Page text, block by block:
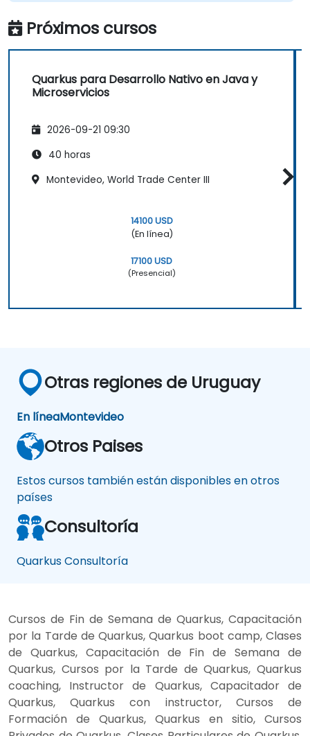
Próximos cursos
Quarkus para Desarrollo Nativo en Java y
Microservicios
2026-09-21 09:30
40 horas
Montevideo, World Trade Center III
14100 USD
(En línea)
17100 USD
(Presencial)
Otras regiones de Uruguay
En líneaMontevideo
Otros Paises
Estos cursos también están disponibles en otros
países
Consultoría
Quarkus Consultoría
Cursos de Fin de Semana de Quarkus, Capacitación
por la Tarde de Quarkus, Quarkus boot camp, Clases
de Quarkus, Capacitación de Fin de Semana de
Quarkus, Cursos por la Tarde de Quarkus, Quarkus
coaching, Instructor de Quarkus, Capacitador de
Quarkus, Quarkus con instructor, Cursos de
Formación de Quarkus, Quarkus en sitio, Cursos